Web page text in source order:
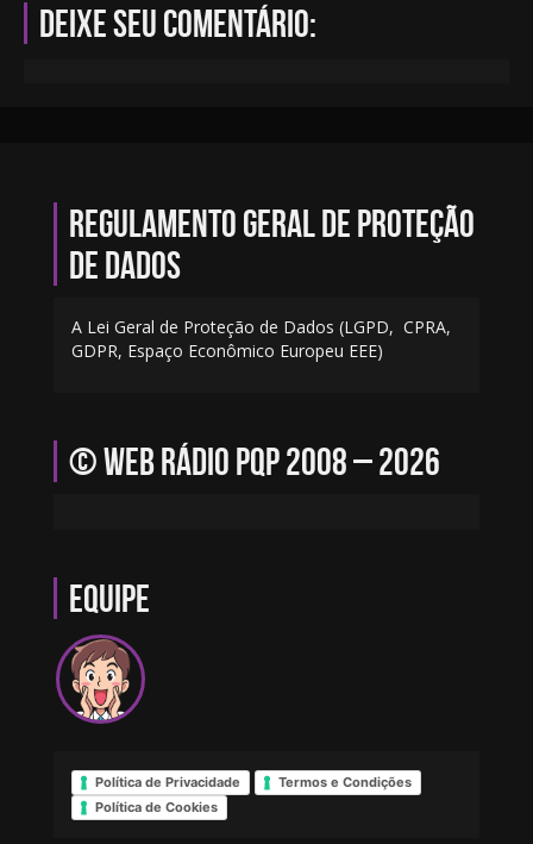
Deixe seu comentário:
Regulamento geral de proteção
de dados
A Lei Geral de Proteção de Dados (LGPD, CPRA,
GDPR, Espaço Econômico Europeu EEE)
© Web Rádio PQP 2008 – 2026
Equipe
Política de Privacidade
Termos e Condições
Política de Cookies